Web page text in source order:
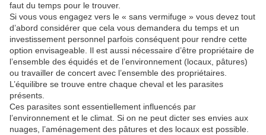
faut du temps pour le trouver.
Si vous vous engagez vers le « sans vermifuge » vous devez tout
d’abord considérer que cela vous demandera du temps et un
investissement personnel parfois conséquent pour rendre cette
option envisageable. Il est aussi nécessaire d’être propriétaire de
l’ensemble des équidés et de l’environnement (locaux, pâtures)
ou travailler de concert avec l’ensemble des propriétaires.
L’équilibre se trouve entre chaque cheval et les parasites
présents.
Ces parasites sont essentiellement influencés par
l’environnement et le climat. Si on ne peut dicter ses envies aux
nuages, l’aménagement des pâtures et des locaux est possible.